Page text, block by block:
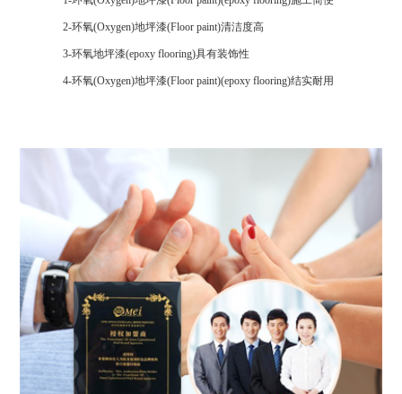
2-环氧(Oxygen)地坪漆(Floor paint)清洁度高
3-环氧地坪漆(epoxy flooring)具有装饰性
4-环氧(Oxygen)地坪漆(Floor paint)(epoxy flooring)结实耐用